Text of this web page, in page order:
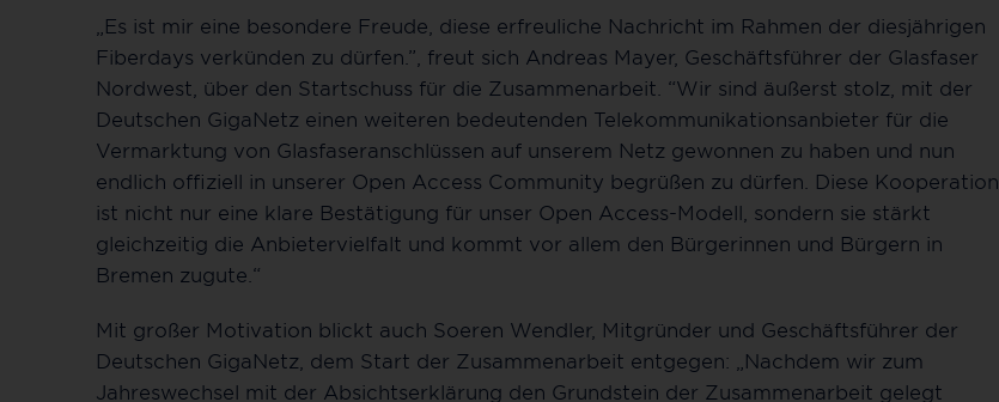
„Es ist mir eine besondere Freude, diese erfreuliche Nachricht im Rahmen der diesjährigen
Fiberdays verkünden zu dürfen.”, freut sich Andreas Mayer, Geschäftsführer der Glasfaser
Nordwest, über den Startschuss für die Zusammenarbeit. “Wir sind äußerst stolz, mit der
Deutschen GigaNetz einen weiteren bedeutenden Telekommunikationsanbieter für die
Vermarktung von Glasfaseranschlüssen auf unserem Netz gewonnen zu haben und nun
endlich offiziell in unserer Open Access Community begrüßen zu dürfen. Diese Kooperation
ist nicht nur eine klare Bestätigung für unser Open Access-Modell, sondern sie stärkt
gleichzeitig die Anbietervielfalt und kommt vor allem den Bürgerinnen und Bürgern in
Bremen zugute.“
Mit großer Motivation blickt auch Soeren Wendler, Mitgründer und Geschäftsführer der
Deutschen GigaNetz, dem Start der Zusammenarbeit entgegen: „Nachdem wir zum
Jahreswechsel mit der Absichtserklärung den Grundstein der Zusammenarbeit gelegt